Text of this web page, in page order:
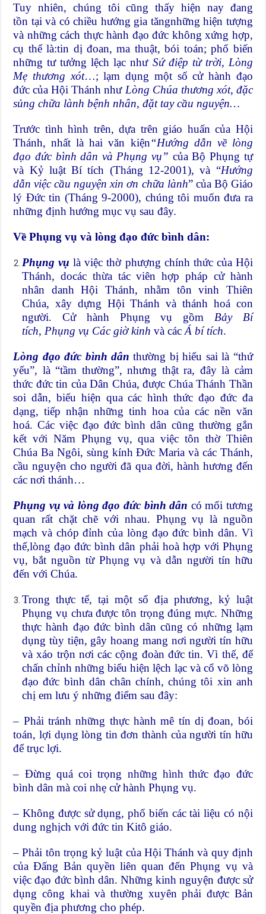
Tuy nhiên, chúng tôi cũng thấy hiện nay đang
tồn tại và có chiều hướng gia tăngnhững hiện tượng
và những cách thực hành đạo đức không xứng hợp,
cụ thể là:tin dị đoan, ma thuật, bói toán; phổ biến
những tư tưởng lệch lạc như Sứ điệp từ trời, Lòng
Mẹ thương xót…; lạm dụng một số cử hành đạo
đức của Hội Thánh như Lòng Chúa thương xót, đặc
sủng chữa lành bệnh nhân,đặt tay cầu nguyện…
Trước tình hình trên, dựa trên giáo huấn của Hội
Thánh, nhất là hai văn kiện“Hướng dẫn về lòng
đạo đức bình dân và Phụng vụ” của Bộ Phụng tự
và Kỷ luật Bí tích (Tháng 12-2001), và “Hướng
dẫn việc cầu nguyện xin ơn chữa lành” của Bộ Giáo
lý Đức tin (Tháng 9-2000), chúng tôi muốn đưa ra
những định hướng mục vụ sau đây.
Về Phụng vụ và lòng đạo đức bình dân:
Phụng vụlà việc thờ phượng chính thức của Hội
Thánh, docác thừa tác viên hợp pháp cử hành
nhân danh Hội Thánh, nhằm tôn vinh Thiên
Chúa, xây dựng Hội Thánh và thánh hoá con
người. Cử hành Phụng vụ gồm Bảy Bí
tích, Phụng vụ Các giờ kinh và cácÁ bí tích.
Lòng đạo đức bình dân thường bị hiểu sai là “thứ
yếu”, là “tầm thường”, nhưng thật ra, đây là cảm
thức đức tin của Dân Chúa, được Chúa Thánh Thần
soi dẫn, biểu hiện qua các hình thức đạo đức đa
dạng, tiếp nhận những tinh hoa của các nền văn
hoá. Các việc đạo đức bình dân cũng thường gắn
kết với Năm Phụng vụ, qua việc tôn thờ Thiên
Chúa Ba Ngôi, sùng kính Đức Maria và các Thánh,
cầu nguyện cho người đã qua đời, hành hương đến
các nơi thánh…
Phụng vụ và lòng đạo đức bình dân có mối tương
quan rất chặt chẽ với nhau. Phụng vụ là nguồn
mạch và chóp đỉnh của lòng đạo đức bình dân. Vì
thế,lòng đạo đức bình dân phải hoà hợp với Phụng
vụ, bắt nguồn từ Phụng vụ và dẫn người tín hữu
đến với Chúa.
Trong thực tế, tại một số địa phương, kỷ luật
Phụng vụ chưa được tôn trọng đúng mực. Những
thực hành đạo đức bình dân cũng có những lạm
dụng tùy tiện, gây hoang mang nơi người tín hữu
và xáo trộn nơi các cộng đoàn đức tin. Vì thế, để
chấn chỉnh những biểu hiện lệch lạc và cổ võ lòng
đạo đức bình dân chân chính, chúng tôi xin anh
chị em lưu ý những điểm sau đây:
– Phải tránh những thực hành mê tín dị đoan, bói
toán, lợi dụng lòng tin đơn thành của người tín hữu
để trục lợi.
– Đừng quá coi trọng những hình thức đạo đức
bình dân mà coi nhẹ cử hành Phụng vụ.
– Không được sử dụng, phổ biến các tài liệu có nội
dung nghịch với đức tin Kitô giáo.
– Phải tôn trọng kỷ luật của Hội Thánh và quy định
của Đấng Bản quyền liên quan đến Phụng vụ và
việc đạo đức bình dân. Những kinh nguyện được sử
dụng công khai và thường xuyên phải được Bản
quyền địa phương cho phép.